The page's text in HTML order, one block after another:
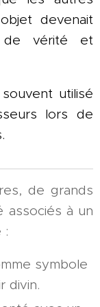
devenait
de vérité et
utilisé
lors de
de grands
associés à un
:
symbole
divin.